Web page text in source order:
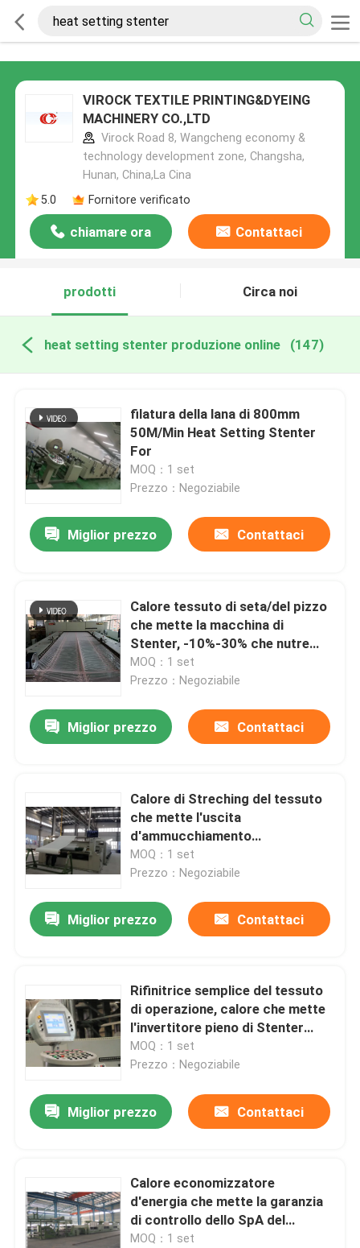
VIROCK TEXTILE PRINTING&DYEING
MACHINERY CO.,LTD
Virock Road 8, Wangcheng economy &
technology development zone, Changsha,
Hunan, China,La Cina
5.0
Fornitore verificato
chiamare ora Contattaci
prodotti Circa noi
heat setting stenter produzione online (147)
filatura della lana di 800mm
50M/Min Heat Setting Stenter
For
MOQ：1 set
Prezzo：Negoziabile
Miglior prezzo Contattaci
Calore tessuto di seta/del pizzo
che mette la macchina di
Stenter, -10%-30% che nutre
troppo, Padder di finitura
MOQ：1 set
Prezzo：Negoziabile
Miglior prezzo Contattaci
Calore di Streching del tessuto
che mette l'uscita
d'ammucchiamento
d'intrecciatura del tessuto della
ferrovia di Stonge della
MOQ：1 set
Prezzo：Negoziabile
Miglior prezzo Contattaci
Rifinitrice semplice del tessuto
di operazione, calore che mette
l'invertitore pieno di Stenter
controllato
MOQ：1 set
Prezzo：Negoziabile
Miglior prezzo Contattaci
Calore economizzatore
d'energia che mette la garanzia
di controllo dello SpA del
tessuto della macchina di
MOQ：1 set